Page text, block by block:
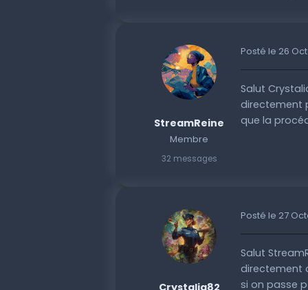
StreamReine
Membre
32 messages
Posté le 26
Salut
directement
que la
Crystalia82
Posté le 27
Salut
directement
si on passe